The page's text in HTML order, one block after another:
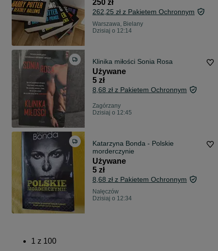
250 zł
262,25 zł z Pakietem Ochronnym
Warszawa, Bielany
Dzisiaj o 12:14
Klinika miłości Sonia Rosa
Używane
5 zł
8,68 zł z Pakietem Ochronnym
Zagórzany
Dzisiaj o 12:45
Katarzyna Bonda - Polskie
morderczynie
Używane
5 zł
8,68 zł z Pakietem Ochronnym
Nałęczów
Dzisiaj o 12:34
1 z 100